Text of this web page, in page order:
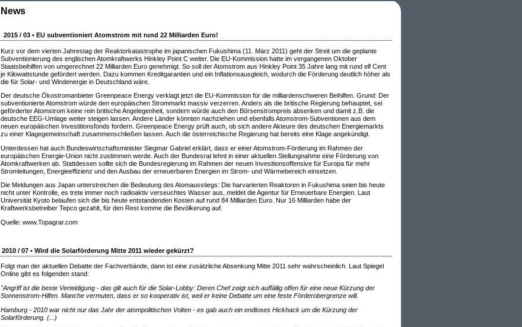
News
2015 / 03 • EU subventioniert Atomstrom mit rund 22 Milliarden Euro!
Kurz vor dem vierten Jahrestag der Reaktorkatastrophe im japanischen Fukushima (11. März 2011) geht der Streit um die geplante
Subventionierung des englischen Atomkraftwerks Hinkley Point C weiter. Die EU-Kommission hatte im vergangenen Oktober
Staatsbeihilfen von umgerechnet 22 Milliarden Euro genehmigt. So soll der Atomstrom aus Hinkley Point 35 Jahre lang mit rund elf Cent
je Kilowattstunde gefördert werden. Dazu kommen Kreditgarantien und ein Inflationsausgleich, wodurch die Förderung deutlich höher als
die für Solar- und Windenergie in Deutschland wäre.
Der deutsche Ökostromanbieter Greenpeace Energy verklagt jetzt die EU-Kommission für die milliardenschweren Beihilfen. Grund: Der
subventionierte Atomstrom würde den europäischen Strommarkt massiv verzerren. Anders als die britische Regierung behauptet, sei
geförderter Atomstrom keine rein britische Angelegenheit, sondern würde auch den Börsenstrompreis absenken und damit z.B. die
deutsche EEG-Umlage weiter steigen lassen. Andere Länder könnten nachziehen und ebenfalls Atomstrom-Subventionen aus dem
neuen europäischen Investitionsfonds fordern. Greenpeace Energy prüft auch, ob sich andere Akteure des deutschen Energiemarkts
zu einer Klagegemeinschaft zusammenschließen lassen. Auch die österreichische Regierung hat bereits eine Klage angekündigt.
Unterdessen hat auch Bundeswirtschaftsminister Siegmar Gabriel erklärt, dass er einer Atomstrom-Förderung im Rahmen der
europäischen Energie-Union nicht zustimmen werde. Auch der Bundesrat lehnt in einer aktuellen Stellungnahme eine Förderung von
Atomkraftwerken ab. Stattdessen sollte sich die Bundesregierung im Rahmen der neuen Invesitionsoffensive für Europa für mehr
Stromleitungen, Energieeffizienz und den Ausbau der erneuerbaren Energien im Strom- und Wärmebereich einsetzen.
Die Meldungen aus Japan unterstreichen die Bedeutung des Atomausstiegs: Die harvarierten Reaktoren in Fukushima seien bis heute
nicht unter Kontrolle, es trete immer noch radioaktiv verseuchtes Wasser aus, meldet die Agentur für Erneuerbare Energien. Laut
Universität Kyoto belaufen sich die bis heute entstandenden Kosten auf rund 84 Milliarden Euro. Nur 16 Milliarden habe der
Kraftwerksbetreiber Tepco gezahlt, für den Rest komme die Bevölkerung auf.
Quelle: www.Topagrar.com
2010 / 07 • Wird die Solarförderung Mitte 2011 wieder gekürzt?
Folgt man der aktuellen Debatte der Fachverbände, dann ist eine zusätzliche Absenkung Mitte 2011 sehr wahrscheinlich. Laut Spiegel
Online gibt es folgenden stand:
"Angriff ist die beste Verteidigung - das gilt auch für die Solar-Lobby: Deren Chef zeigt sich auffällig offen für eine neue Kürzung der
Sonnenstrom-Hilfen. Manche vermuten, dass er so kooperativ ist, weil er keine Debatte um eine feste Förderobergrenze will.
Hamburg - 2010 war nicht nur das Jahr der atompolitischen Volten - es gab auch ein endloses Hickhack um die Kürzung der
Solarförderung. (...)